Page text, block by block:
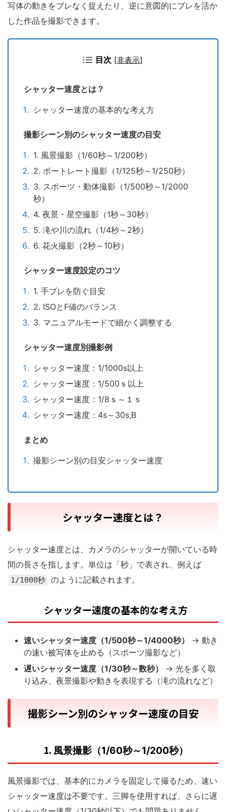
写体の動きをブレなく捉えたり、逆に意図的にブレを活か
した作品を撮影できます。
目次 [非表示]
シャッター速度とは？
シャッター速度の基本的な考え方
撮影シーン別のシャッター速度の目安
1. 風景撮影（1/60秒～1/200秒）
2. ポートレート撮影（1/125秒～1/250秒）
3. スポーツ・動体撮影（1/500秒～1/2000
秒）
4. 夜景・星空撮影（1秒～30秒）
5. 滝や川の流れ（1/4秒～2秒）
6. 花火撮影（2秒～10秒）
シャッター速度設定のコツ
1. 手ブレを防ぐ目安
2. ISOとF値のバランス
3. マニュアルモードで細かく調整する
シャッター速度別撮影例
シャッター速度：1/1000s以上
シャッター速度：1/500ｓ以上
シャッター速度：1/8ｓ～１ｓ
シャッター速度：4s～30s,B
まとめ
撮影シーン別の目安シャッター速度
シャッター速度とは？
シャッター速度とは、カメラのシャッターが開いている時
間の長さを指します。単位は「秒」で表され、例えば
1/1000秒 のように記載されます。
シャッター速度の基本的な考え方
速いシャッター速度（1/500秒～1/4000秒）
→ 動き
の速い被写体を止める（スポーツ撮影など）
遅いシャッター速度（1/30秒～数秒）
→ 光を多く取
り込み、夜景撮影や動きを表現する（滝の流れなど）
撮影シーン別のシャッター速度の目安
1. 風景撮影（1/60秒～1/200秒）
風景撮影では、基本的にカメラを固定して撮るため、速い
シャッター速度は不要です。三脚を使用すれば、さらに遅